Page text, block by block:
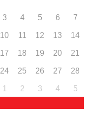
3 4 5 6 7
10 11 12 13 14
17 18 19 20 21
24 25 26 27 28
1 2 3 4 5